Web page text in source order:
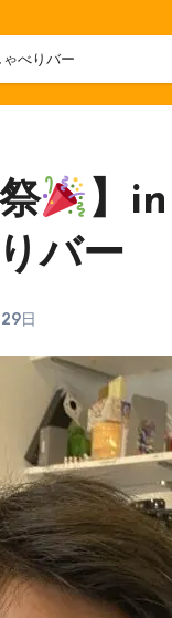
べりバー
】
バー
日